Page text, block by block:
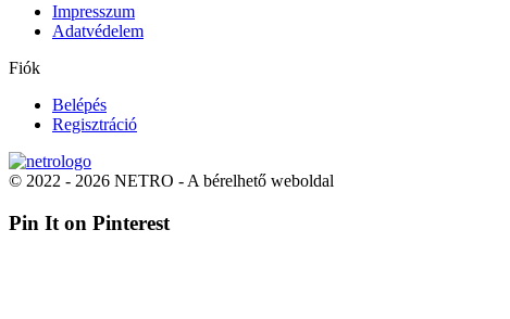
Impresszum
Adatvédelem
Fiók
Belépés
Regisztráció
© 2022 - 2026 NETRO - A bérelhető weboldal
Pin It on Pinterest